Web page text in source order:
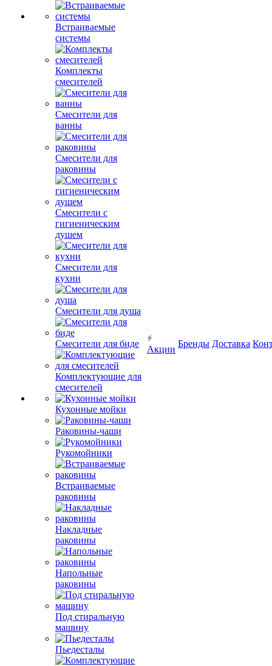
Встраиваемые
системы
Комплекты
смесителей
Смесители для
ванны
Смесители для
раковины
Смесители с
гигиеническим
душем
Смесители для
кухни
Смесители для душа
Смесители для биде
Комплектующие для
смесителей
Кухонные мойки
Раковины-чаши
Рукомойники
Встраиваемые
раковины
Накладные
раковины
Напольные
раковины
Под стиральную
машину
Пьедесталы
Акции
Бренды Доставка